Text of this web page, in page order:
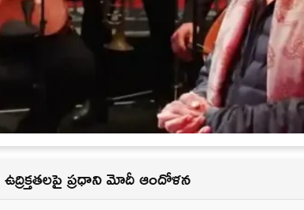
ప్రధాని మోదీ ఆందోళన